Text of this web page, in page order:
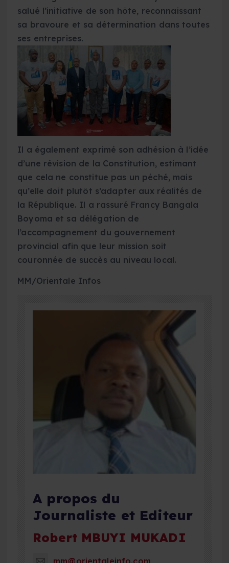
salué l’initiative de son hôte, reconnaissant
sa bravoure et sa détermination dans toutes
ses entreprises.
Il a également exprimé son adhésion à l’idée
d’une révision de la Constitution, estimant
que cela ne constitue pas un péché, mais
qu’elle doit plutôt s’adapter aux réalités de
la République. Il a rassuré Francy Bangala
Boyoma et sa délégation de
l’accompagnement du gouvernement
provincial afin que leur mission soit
couronnée de succès au niveau local.
MM/Orientale Infos
A propos du
Journaliste et Editeur
Robert MBUYI MUKADI